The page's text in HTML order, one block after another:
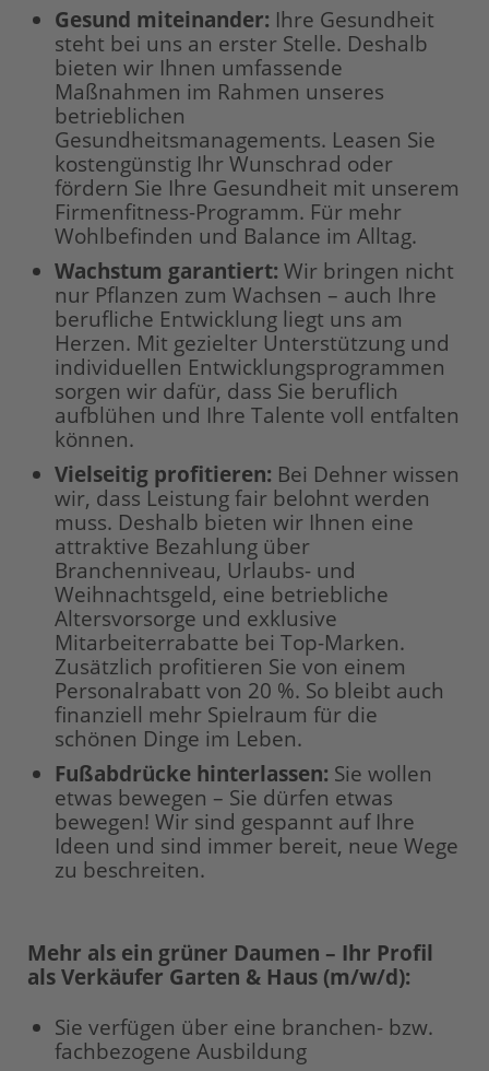
Gesund miteinander: Ihre Gesundheit
steht bei uns an erster Stelle. Deshalb
bieten wir Ihnen umfassende
Maßnahmen im Rahmen unseres
betrieblichen
Gesundheitsmanagements. Leasen Sie
kostengünstig Ihr Wunschrad oder
fördern Sie Ihre Gesundheit mit unserem
Firmenfitness-Programm. Für mehr
Wohlbefinden und Balance im Alltag.
Wachstum garantiert: Wir bringen nicht
nur Pflanzen zum Wachsen – auch Ihre
berufliche Entwicklung liegt uns am
Herzen. Mit gezielter Unterstützung und
individuellen Entwicklungsprogrammen
sorgen wir dafür, dass Sie beruflich
aufblühen und Ihre Talente voll entfalten
können.
Vielseitig profitieren: Bei Dehner wissen
wir, dass Leistung fair belohnt werden
muss. Deshalb bieten wir Ihnen eine
attraktive Bezahlung über
Branchenniveau, Urlaubs- und
Weihnachtsgeld, eine betriebliche
Altersvorsorge und exklusive
Mitarbeiterrabatte bei Top-Marken.
Zusätzlich profitieren Sie von einem
Personalrabatt von 20 %. So bleibt auch
finanziell mehr Spielraum für die
schönen Dinge im Leben.
Fußabdrücke hinterlassen: Sie wollen
etwas bewegen – Sie dürfen etwas
bewegen! Wir sind gespannt auf Ihre
Ideen und sind immer bereit, neue Wege
zu beschreiten.
Mehr als ein grüner Daumen – Ihr Profil
als Verkäufer Garten & Haus (m/w/d):
Sie verfügen über eine branchen- bzw.
fachbezogene Ausbildung